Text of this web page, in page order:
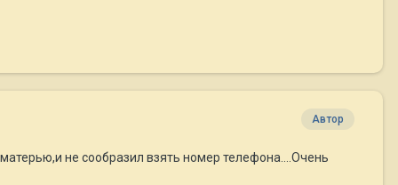
Автор
не сообразил взять номер телефона....Очень